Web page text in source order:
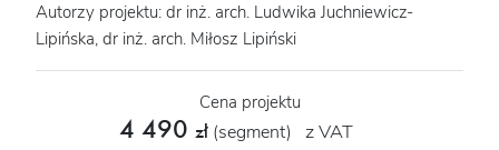
Autorzy projektu: dr inż. arch. Ludwika Juchniewicz-
Lipińska, dr inż. arch. Miłosz Lipiński
Cena projektu
4 490 zł (segment) z VAT